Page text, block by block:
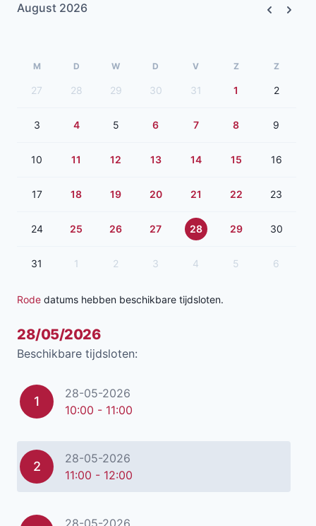
August 2026
M D W D V Z Z
27 28 29 30 31 1 2
3 4 5 6 7 8 9
10 11 12 13 14 15 16
17 18 19 20 21 22 23
24 25 26 27 28 29 30
31 1 2 3 4 5 6
Rode datums hebben beschikbare tijdsloten.
28/05/2026
Beschikbare tijdsloten:
1
28-05-2026
10:00 - 11:00
2
28-05-2026
11:00 - 12:00
28-05-2026